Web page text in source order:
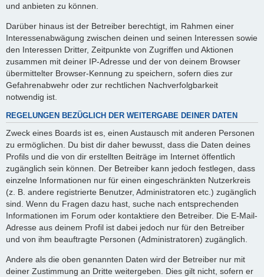
und anbieten zu können.
Darüber hinaus ist der Betreiber berechtigt, im Rahmen einer
Interessenabwägung zwischen deinen und seinen Interessen sowie
den Interessen Dritter, Zeitpunkte von Zugriffen und Aktionen
zusammen mit deiner IP-Adresse und der von deinem Browser
übermittelter Browser-Kennung zu speichern, sofern dies zur
Gefahrenabwehr oder zur rechtlichen Nachverfolgbarkeit
notwendig ist.
REGELUNGEN BEZÜGLICH DER WEITERGABE DEINER DATEN
Zweck eines Boards ist es, einen Austausch mit anderen Personen
zu ermöglichen. Du bist dir daher bewusst, dass die Daten deines
Profils und die von dir erstellten Beiträge im Internet öffentlich
zugänglich sein können. Der Betreiber kann jedoch festlegen, dass
einzelne Informationen nur für einen eingeschränkten Nutzerkreis
(z. B. andere registrierte Benutzer, Administratoren etc.) zugänglich
sind. Wenn du Fragen dazu hast, suche nach entsprechenden
Informationen im Forum oder kontaktiere den Betreiber. Die E-Mail-
Adresse aus deinem Profil ist dabei jedoch nur für den Betreiber
und von ihm beauftragte Personen (Administratoren) zugänglich.
Andere als die oben genannten Daten wird der Betreiber nur mit
deiner Zustimmung an Dritte weitergeben. Dies gilt nicht, sofern er